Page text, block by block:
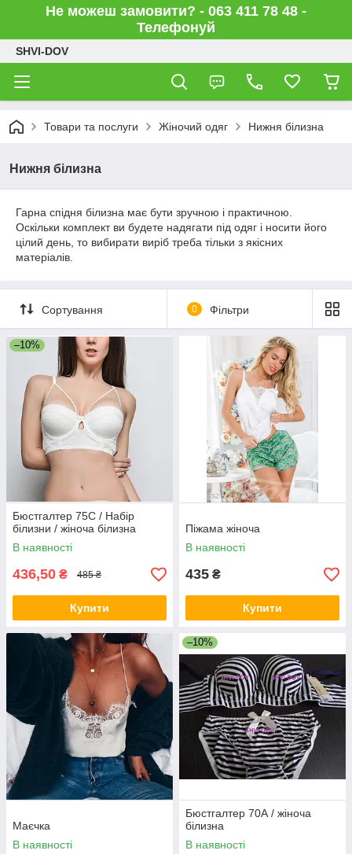
Не можеш замовити? - 063 411 78 48 -
Телефонуй
SHVI-DOV
Товари та послуги Жіночий одяг Нижня білизна
Нижня білизна
Гарна спідня білизна має бути зручною і практичною.
Оскільки комплект ви будете надягати під одяг і носити його
цілий день, то вибирати виріб треба тільки з якісних
матеріалів.
Сортування 0 Фільтри
–10%
Бюстгалтер 75С / Набір
білизни / жіноча білизна
В наявності
436,50 ₴ 485 ₴
Купити
Піжама жіноча
В наявності
435 ₴
Купити
Маєчка
В наявності
–10%
Бюстгалтер 70А / жіноча
білизна
В наявності